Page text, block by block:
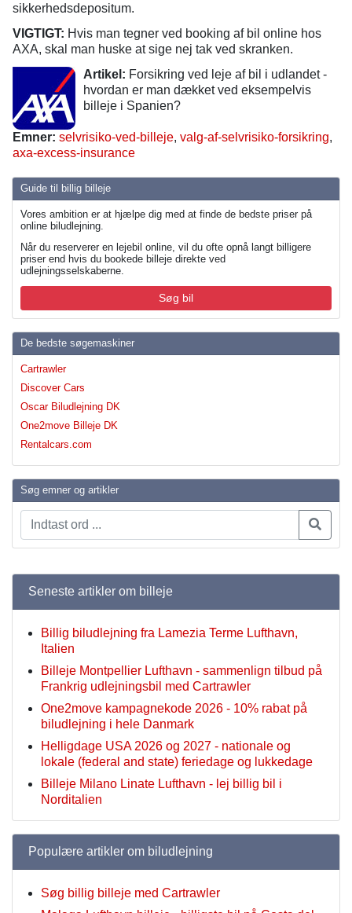
Guide til billig billeje
Vores ambition er at hjælpe dig med at finde de bedste priser på
online biludlejning.
Når du reserverer en lejebil online, vil du ofte opnå langt billigere
priser end hvis du bookede billeje direkte ved
udlejningsselskaberne.
Søg bil
De bedste søgemaskiner
Cartrawler
Discover Cars
Oscar Biludlejning DK
One2move Billeje DK
Rentalcars.com
Søg emner og artikler
sikkerhedsdepositum.
VIGTIGT: Hvis man tegner ved booking af bil online hos
AXA, skal man huske at sige nej tak ved skranken.
Artikel: Forsikring ved leje af bil i udlandet -
hvordan er man dækket ved eksempelvis
billeje i Spanien?
Emner: selvrisiko-ved-billeje, valg-af-selvrisiko-forsikring,
axa-excess-insurance
Seneste artikler om billeje
Billig biludlejning fra Lamezia Terme Lufthavn,
Italien
Billeje Montpellier Lufthavn - sammenlign tilbud på
Frankrig udlejningsbil med Cartrawler
One2move kampagnekode 2026 - 10% rabat på
biludlejning i hele Danmark
Helligdage USA 2026 og 2027 - nationale og
lokale (federal and state) feriedage og lukkedage
Billeje Milano Linate Lufthavn - lej billig bil i
Norditalien
Populære artikler om biludlejning
Søg billig billeje med Cartrawler